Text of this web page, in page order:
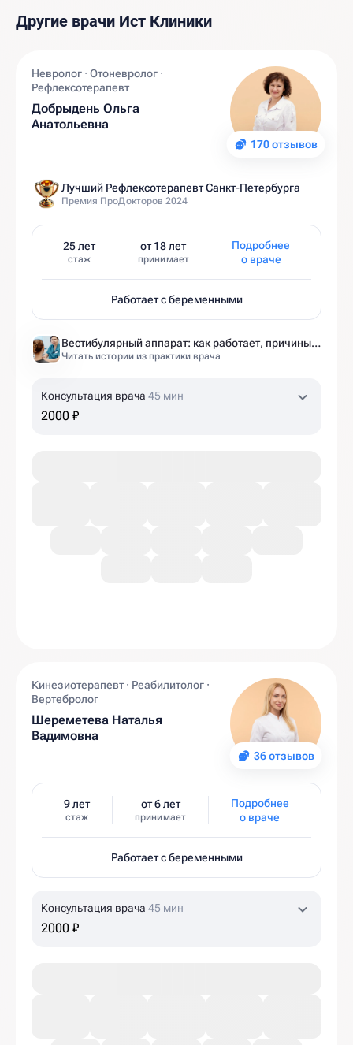
Другие врачи Ист Клиники
170 отзывов
Невролог · Отоневролог ·
Рефлексотерапевт
Добрыдень Ольга
Анатольевна
Лучший Рефлексотерапевт Санкт-Петербурга
Премия ПроДокторов 2024
25 лет
стаж
от 18 лет
принимает
Подробнее
о враче
Работает с беременными
Вестибулярный аппарат: как работает, причины нарушений и как тренировать?
Читать истории из практики врача
Консультация врача 45 мин
2000 ₽
36 отзывов
Кинезиотерапевт · Реабилитолог ·
Вертебролог
Шереметева Наталья
Вадимовна
9 лет
стаж
от 6 лет
принимает
Подробнее
о враче
Работает с беременными
Консультация врача 45 мин
2000 ₽